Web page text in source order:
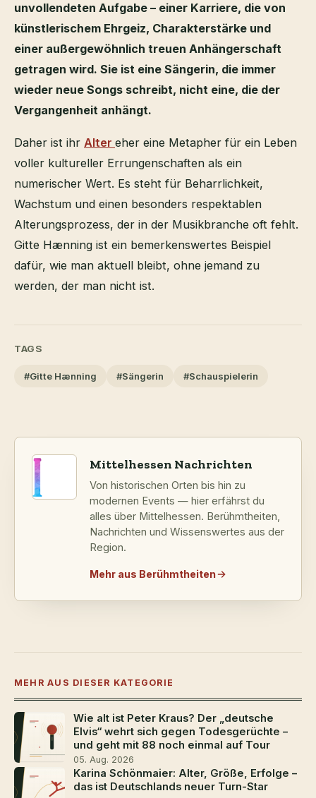
unvollendeten Aufgabe – einer Karriere, die von
künstlerischem Ehrgeiz, Charakterstärke und
einer außergewöhnlich treuen Anhängerschaft
getragen wird. Sie ist eine Sängerin, die immer
wieder neue Songs schreibt, nicht eine, die der
Vergangenheit anhängt.
Daher ist ihr Alter eher eine Metapher für ein Leben
voller kultureller Errungenschaften als ein
numerischer Wert. Es steht für Beharrlichkeit,
Wachstum und einen besonders respektablen
Alterungsprozess, der in der Musikbranche oft fehlt.
Gitte Hænning ist ein bemerkenswertes Beispiel
dafür, wie man aktuell bleibt, ohne jemand zu
werden, der man nicht ist.
TAGS
#Gitte Hænning #Sängerin #Schauspielerin
Mittelhessen Nachrichten
Von historischen Orten bis hin zu
modernen Events — hier erfährst du
alles über Mittelhessen. Berühmtheiten,
Nachrichten und Wissenswertes aus der
Region.
Mehr aus Berühmtheiten
MEHR AUS DIESER KATEGORIE
Wie alt ist Peter Kraus? Der „deutsche
Elvis“ wehrt sich gegen Todesgerüchte –
und geht mit 88 noch einmal auf Tour
05. Aug. 2026
Karina Schönmaier: Alter, Größe, Erfolge –
das ist Deutschlands neuer Turn-Star